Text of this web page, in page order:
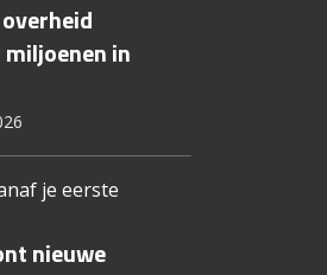
in
je eerste
nieuwe